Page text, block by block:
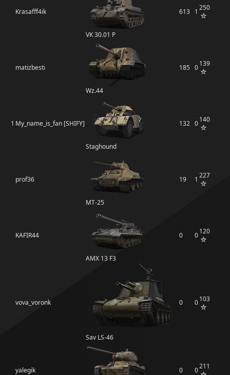
Krasafff4ik
VK 30.01 P
613 1 250
matizbesti
Wz.44
185 0139
1 My_name_is_fan [SHIFY]
Staghound
132 0140
prof36
МТ-25
19 1 227
KAFIR44
AMX 13 F3
0 0120
vova_voronk
Sav LS-46
0 0103
yalegik 0 0211